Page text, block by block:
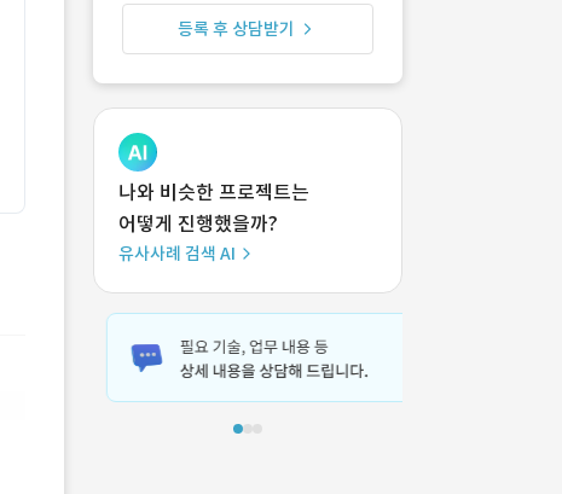
등록 후 상담받기
나와 비슷한 프로젝트는
어떻게 진행했을까?
유사사례 검색 AI